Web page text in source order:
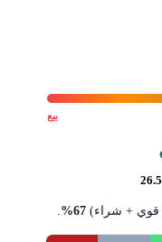
بيع
قوي + شراء) 67%
.